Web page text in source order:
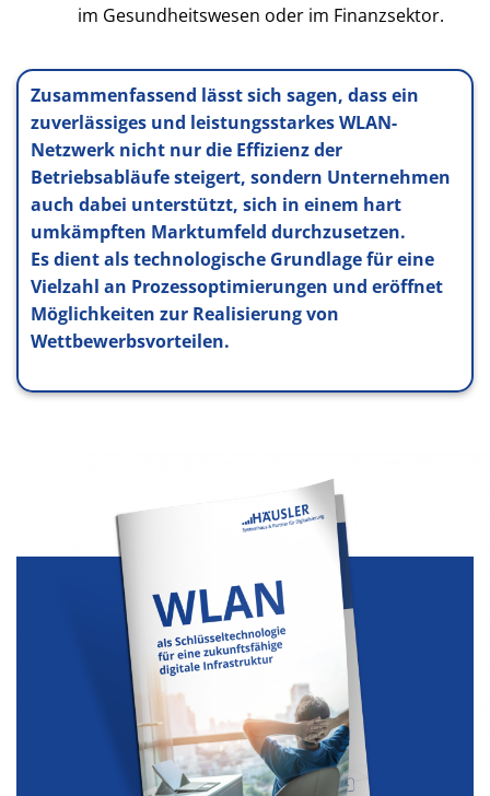
im Gesundheitswesen oder im Finanzsektor.
Zusammenfassend lässt sich sagen, dass ein
zuverlässiges und leistungsstarkes WLAN-
Netzwerk nicht nur die Effizienz der
Betriebsabläufe steigert, sondern Unternehmen
auch dabei unterstützt, sich in einem hart
umkämpften Marktumfeld durchzusetzen.
Es dient als technologische Grundlage für eine
Vielzahl an Prozessoptimierungen und eröffnet
Möglichkeiten zur Realisierung von
Wettbewerbsvorteilen.